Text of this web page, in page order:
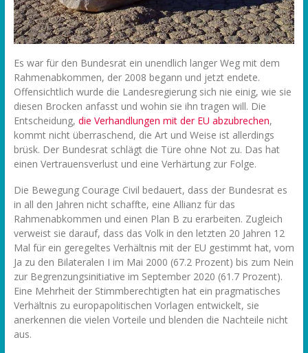
Es war für den Bundesrat ein unendlich langer Weg mit dem
Rahmenabkommen, der 2008 begann und jetzt endete.
Offensichtlich wurde die Landesregierung sich nie einig, wie sie
diesen Brocken anfasst und wohin sie ihn tragen will. Die
Entscheidung, die Verhandlungen mit der EU abzubrechen,
kommt nicht überraschend, die Art und Weise ist allerdings
brüsk. Der Bundesrat schlägt die Türe ohne Not zu. Das hat
einen Vertrauensverlust und eine Verhärtung zur Folge.
Die Bewegung Courage Civil bedauert, dass der Bundesrat es
in all den Jahren nicht schaffte, eine Allianz für das
Rahmenabkommen und einen Plan B zu erarbeiten. Zugleich
verweist sie darauf, dass das Volk in den letzten 20 Jahren 12
Mal für ein geregeltes Verhältnis mit der EU gestimmt hat, vom
Ja zu den Bilateralen I im Mai 2000 (67.2 Prozent) bis zum Nein
zur Begrenzungsinitiative im September 2020 (61.7 Prozent).
Eine Mehrheit der Stimmberechtigten hat ein pragmatisches
Verhältnis zu europapolitischen Vorlagen entwickelt, sie
anerkennen die vielen Vorteile und blenden die Nachteile nicht
aus.